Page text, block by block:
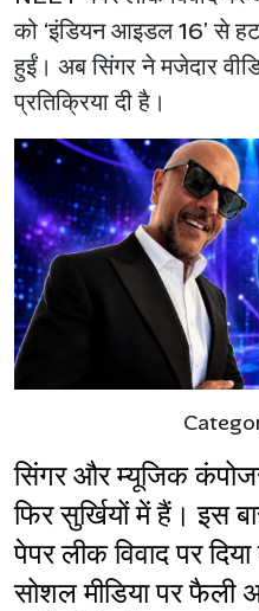
को ‘इंडियन आइडल 16’ से
हुईं। अब सिंगर ने मजेदार
प्रतिक्रिया दी है।
सिंगर और म्यूजिक
फिर सुर्खियों में हैं। इस
पेपर लीक विवाद पर
सोशल मीडिया पर